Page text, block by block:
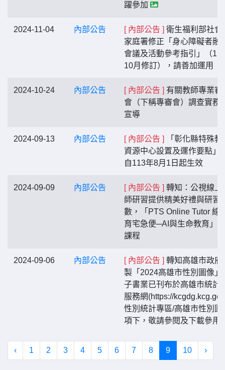
躍參加
2024-11-04 內部公告 [ 內部公告 ] 衛生福利部社會
家庭署修正「身心障礙者融
會議及活動參考指引」（
10月修訂），請善加運用
2024-10-24 內部公告 [ 內部公告 ] 有關教師專業審
會（下稱專審會）調查實務
宣導
2024-09-13 內部公告 [ 內部公告 ]
「彰化縣特殊教
資源中心設置及運作要點」
自113年8月1日起生效
2024-09-09 內部公告 [ 內部公告 ] 轉知：公視線上
師研習提供精美好禮與研習
數，「PTS Online Tutor 線
育宅急便─AI與生命教育」
課程
2024-09-06 內部公告 [ 內部公告 ] 轉知高雄市政府
製「2024高雄市性別圖像」
子書業已刊布於高雄市統計
服務網(https://
性別統計專區/高雄市性別圖
項下，敬請參閱及下載參用
‹ 1 2 3 4 5 6 7 8 9 10 ›